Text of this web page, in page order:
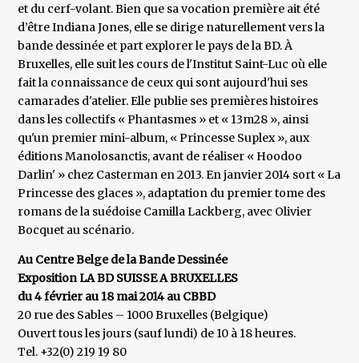
et du cerf-volant. Bien que sa vocation première ait été
d’être Indiana Jones, elle se dirige naturellement vers la
bande dessinée et part explorer le pays de la BD. À
Bruxelles, elle suit les cours de l'Institut Saint-Luc où elle
fait la connaissance de ceux qui sont aujourd'hui ses
camarades d'atelier. Elle publie ses premières histoires
dans les collectifs « Phantasmes » et « 13m28 », ainsi
qu'un premier mini-album, « Princesse Suplex », aux
éditions Manolosanctis, avant de réaliser « Hoodoo
Darlin' » chez Casterman en 2013. En janvier 2014 sort « La
Princesse des glaces », adaptation du premier tome des
romans de la suédoise Camilla Lackberg, avec Olivier
Bocquet au scénario.
Au Centre Belge de la Bande Dessinée
Exposition LA BD SUISSE A BRUXELLES
du 4 février au 18 mai 2014 au CBBD
20 rue des Sables – 1000 Bruxelles (Belgique)
Ouvert tous les jours (sauf lundi) de 10 à 18 heures.
Tel. +32(0) 219 19 80